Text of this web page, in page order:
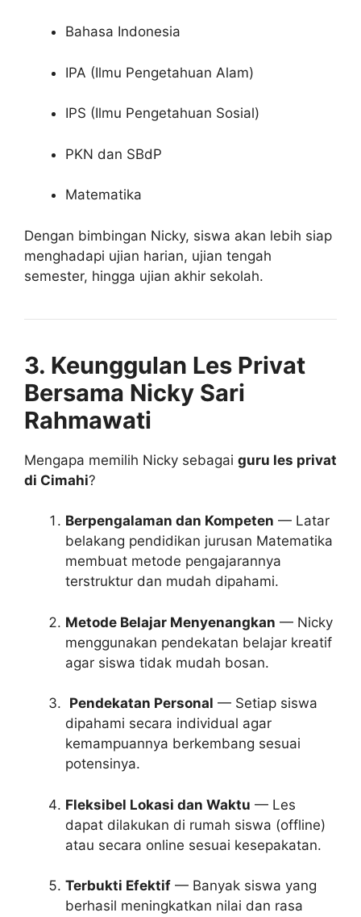
Bahasa Indonesia
IPA (Ilmu Pengetahuan Alam)
IPS (Ilmu Pengetahuan Sosial)
PKN dan SBdP
Matematika
Dengan bimbingan Nicky, siswa akan lebih siap
menghadapi ujian harian, ujian tengah
semester, hingga ujian akhir sekolah.
3. Keunggulan Les Privat
Bersama Nicky Sari
Rahmawati
Mengapa memilih Nicky sebagai guru les privat
di Cimahi?
Berpengalaman dan Kompeten — Latar
belakang pendidikan jurusan Matematika
membuat metode pengajarannya
terstruktur dan mudah dipahami.
Metode Belajar Menyenangkan — Nicky
menggunakan pendekatan belajar kreatif
agar siswa tidak mudah bosan.
Pendekatan Personal — Setiap siswa
dipahami secara individual agar
kemampuannya berkembang sesuai
potensinya.
Fleksibel Lokasi dan Waktu — Les
dapat dilakukan di rumah siswa (offline)
atau secara online sesuai kesepakatan.
Terbukti Efektif — Banyak siswa yang
berhasil meningkatkan nilai dan rasa